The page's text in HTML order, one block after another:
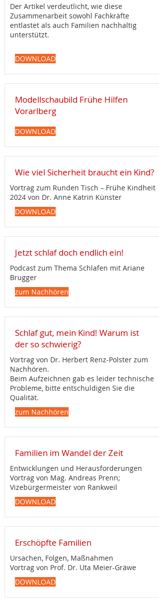
Der Artikel verdeutlicht, wie diese
Zusammenarbeit sowohl Fachkräfte
entlastet als auch Familien nachhaltig
unterstützt.
DOWNLOAD
Modellschaubild Frühe Hilfen
Vorarlberg
DOWNLOAD
Wie viel Sicherheit braucht ein Kind?
Vortrag zum Runden Tisch – Frühe Kindheit
2024 von Dr. Anne Katrin Künster
DOWNLOAD
Jetzt schlaf doch endlich ein!
Podcast zum Thema Schlafen mit Ariane
Brugger
zum Nachhören
Schlaf gut, mein Kind! Warum ist
der so schwierig?
Vortrag von Dr. Herbert Renz-Polster zum
Nachhören.
Beim Aufzeichnen gab es leider technische
Probleme, bitte entschuldigen Sie die
Qualität.
zum Nachhören
Familien im Wandel der Zeit
Entwicklungen und Herausforderungen
Vortrag von Mag. Andreas Prenn;
Vizebürgermeister von Rankweil
DOWNLOAD
Erschöpfte Familien
Ursachen, Folgen, Maßnahmen
Vortrag von Prof. Dr. Uta Meier-Gräwe
DOWNLOAD